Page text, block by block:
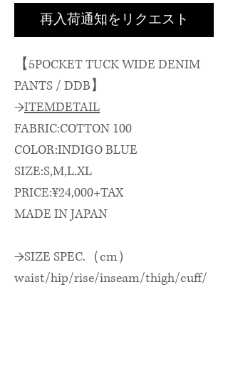
再入荷通知をリクエスト
【5POCKET TUCK WIDE DENIM
PANTS / DDB】
→ITEMDETAIL
FABRIC:COTTON 100
COLOR:INDIGO BLUE
SIZE:S,M,L.XL
PRICE:¥24,000+TAX
MADE IN JAPAN
→SIZE SPEC.（cm）
waist/hip/rise/inseam/thigh/cuff/